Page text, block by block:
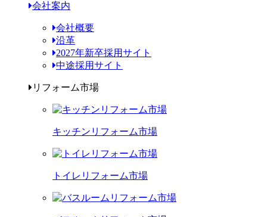
会社案内
会社概要
沿革
2027年新卒採用サイト
中途採用サイト
リフォーム市場
キッチンリフォーム市場
トイレリフォーム市場